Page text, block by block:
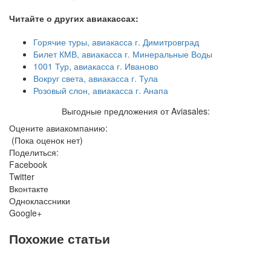
Читайте о других авиакассах:
Горячие туры, авиакасса г. Димитровград
Билет КМВ, авиакасса г. Минеральные Воды
1001 Тур, авиакасса г. Иваново
Вокруг света, авиакасса г. Тула
Розовый слон, авиакасса г. Анапа
Выгодные предложения от Aviasales:
Оцените авиакомпанию:
(Пока оценок нет)
Поделиться:
Facebook
Twitter
Вконтакте
Одноклассники
Google+
Похожие статьи